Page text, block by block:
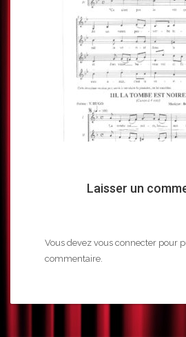
Laisser un
Vous devez vous connecter pour
commentaire.